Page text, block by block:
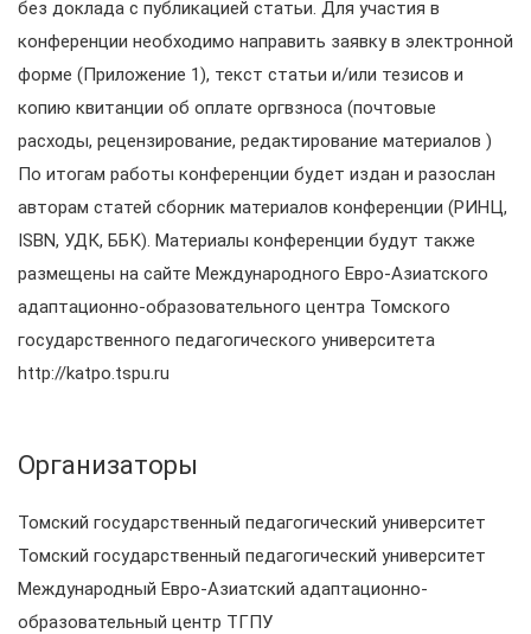
без доклада с публикацией статьи. Для участия в
конференции необходимо направить заявку в электронной
форме (Приложение 1), текст статьи и/или тезисов и
копию квитанции об оплате оргвзноса (почтовые
расходы, рецензирование, редактирование материалов )
По итогам работы конференции будет издан и разослан
авторам статей сборник материалов конференции (РИНЦ,
ISBN, УДК, ББК). Материалы конференции будут также
размещены на сайте Международного Евро-Азиатского
адаптационно-образовательного центра Томского
государственного педагогического университета
http://katpo.tspu.ru
Организаторы
Томский государственный педагогический университет
Томский государственный педагогический университет
Международный Евро-Азиатский адаптационно-
образовательный центр ТГПУ